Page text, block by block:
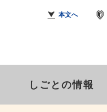
本文へ
しごとの情報